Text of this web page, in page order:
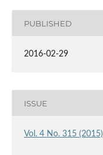
PUBLISHED
2016-02-29
ISSUE
Vol. 4 No. 315 (2015)